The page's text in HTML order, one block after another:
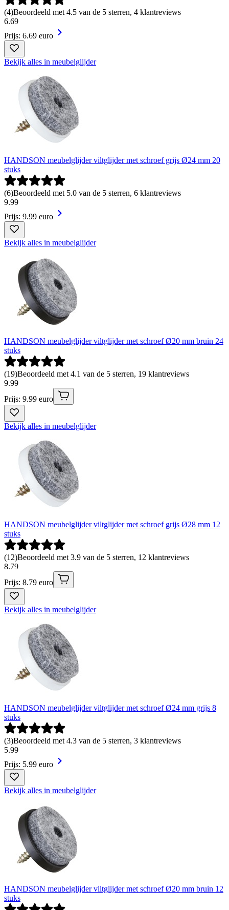
(4)Beoordeeld met 4.5 van de 5 sterren, 4 klantreviews
6.69
Prijs: 6.69 euro
Bekijk alles in meubelglijder
HANDSON meubelglijder viltglijder met schroef grijs Ø24 mm 20
stuks
(6)Beoordeeld met 5.0 van de 5 sterren, 6 klantreviews
9.99
Prijs: 9.99 euro
Bekijk alles in meubelglijder
HANDSON meubelglijder viltglijder met schroef Ø20 mm bruin 24
stuks
(19)Beoordeeld met 4.1 van de 5 sterren, 19 klantreviews
9.99
Prijs: 9.99 euro
Bekijk alles in meubelglijder
HANDSON meubelglijder viltglijder met schroef grijs Ø28 mm 12
stuks
(12)Beoordeeld met 3.9 van de 5 sterren, 12 klantreviews
8.79
Prijs: 8.79 euro
Bekijk alles in meubelglijder
HANDSON meubelglijder viltglijder met schroef Ø24 mm grijs 8
stuks
(3)Beoordeeld met 4.3 van de 5 sterren, 3 klantreviews
5.99
Prijs: 5.99 euro
Bekijk alles in meubelglijder
HANDSON meubelglijder viltglijder met schroef Ø20 mm bruin 12
stuks